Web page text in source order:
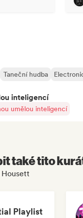
Taneční hudba
inteligencí
umělou inteligencí
také tito
Playlist